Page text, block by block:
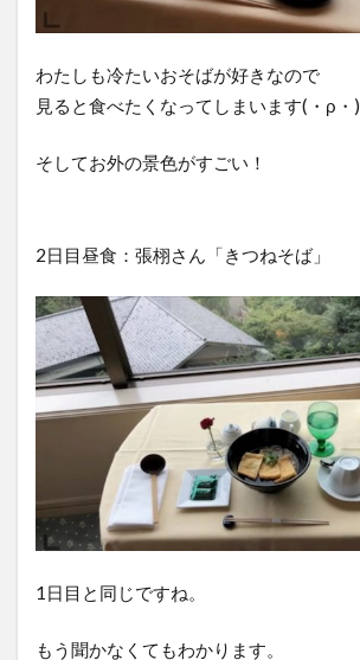
わたしも冷たいおそばが好きなので
見ると食べたくなってしまいます(・ρ・)
そしてお外の景色がすごい！
2日目昼食：張栩さん「きつねそば」
1日目と同じですね。
もう聞かなくてもわかります。